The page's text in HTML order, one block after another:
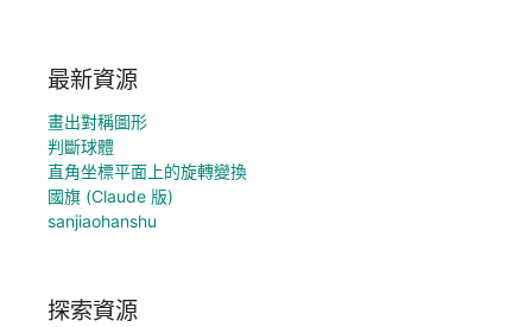
最新資源
畫出對稱圖形
判斷球體
直角坐標平面上的旋轉變換
國旗 (Claude 版)
sanjiaohanshu
探索資源